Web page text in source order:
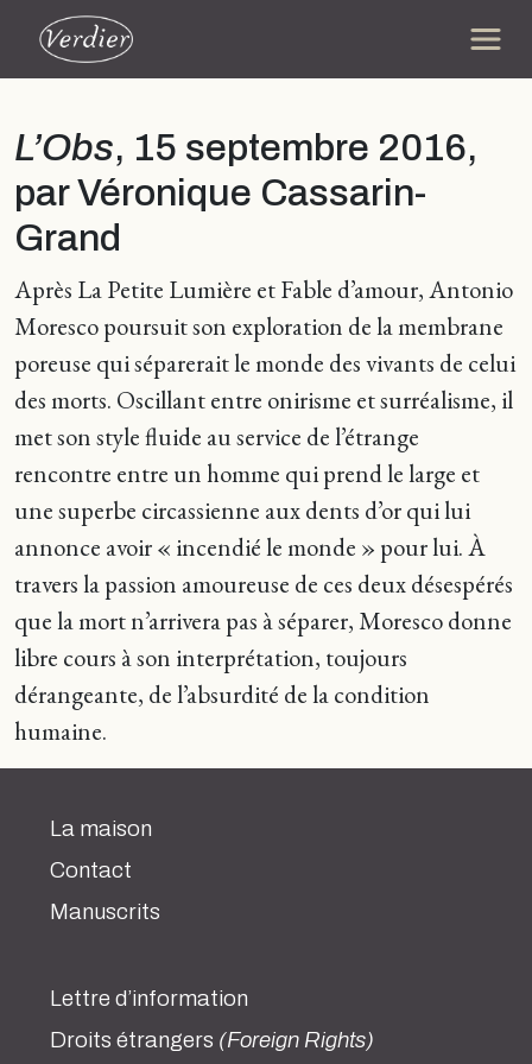
L’Obs, 15 septembre 2016,
par Véronique Cassarin-
Grand
Après La Petite Lumière et Fable d’amour, Antonio
Moresco poursuit son exploration de la membrane
poreuse qui séparerait le monde des vivants de celui
des morts. Oscillant entre onirisme et surréalisme, il
met son style fluide au service de l’étrange
rencontre entre un homme qui prend le large et
une superbe circassienne aux dents d’or qui lui
annonce avoir « incendié le monde » pour lui. À
travers la passion amoureuse de ces deux désespérés
que la mort n’arrivera pas à séparer, Moresco donne
libre cours à son interprétation, toujours
dérangeante, de l’absurdité de la condition
humaine.
La maison
Contact
Manuscrits
Lettre d’information
Droits étrangers (Foreign Rights)